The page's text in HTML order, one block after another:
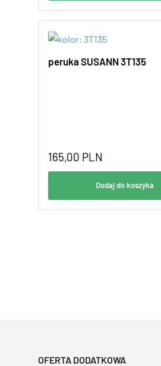
peruka SUSANN 3T135
165,00 PLN
Dodaj do koszyka
OFERTA DODATKOWA